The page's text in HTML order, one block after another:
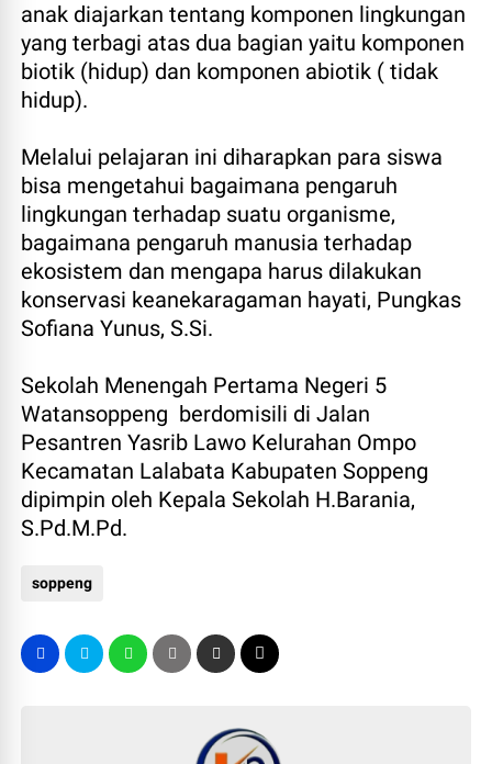
anak diajarkan tentang komponen lingkungan
yang terbagi atas dua bagian yaitu komponen
biotik (hidup) dan komponen abiotik ( tidak
hidup).
Melalui pelajaran ini diharapkan para siswa
bisa mengetahui bagaimana pengaruh
lingkungan terhadap suatu organisme,
bagaimana pengaruh manusia terhadap
ekosistem dan mengapa harus dilakukan
konservasi keanekaragaman hayati, Pungkas
Sofiana Yunus, S.Si.
Sekolah Menengah Pertama Negeri 5
Watansoppeng berdomisili di Jalan
Pesantren Yasrib Lawo Kelurahan Ompo
Kecamatan Lalabata Kabupaten Soppeng
dipimpin oleh Kepala Sekolah H.Barania,
S.Pd.M.Pd.
soppeng